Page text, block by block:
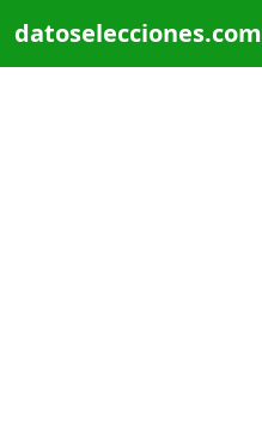
datoselecciones.com